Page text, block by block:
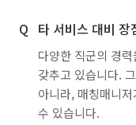
타 서비스 대비 장
다양한 직군의 경
갖추고 있습니다.
아니라, 매칭매니
수 있습니다.